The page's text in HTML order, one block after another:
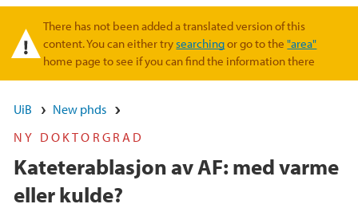
Warning message
There has not been added a translated version of this
content. You can either trysearchingor go to the"area"
home page to see if you can find the information there
UiB
New phds
NY DOKTORGRAD
Kateterablasjon av AF: med varme
eller kulde?